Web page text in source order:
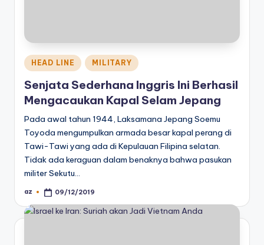
Posted
in
HEAD LINE MILITARY
Senjata Sederhana Inggris Ini Berhasil
Mengacaukan Kapal Selam Jepang
Pada awal tahun 1944, Laksamana Jepang Soemu
Toyoda mengumpulkan armada besar kapal perang di
Tawi-Tawi yang ada di Kepulauan Filipina selatan.
Tidak ada keraguan dalam benaknya bahwa pasukan
militer Sekutu…
Posted
az 09/12/2019